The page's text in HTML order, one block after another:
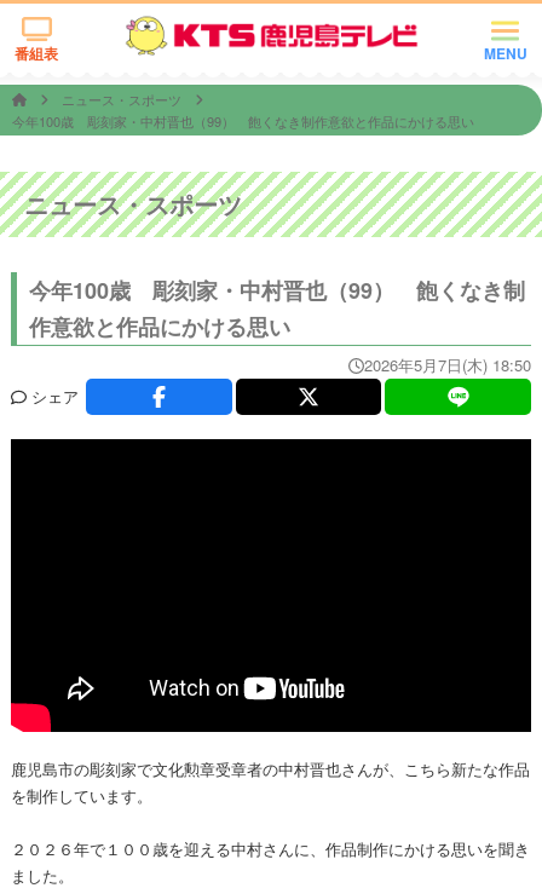
MENU
番組表
ニュース・スポーツ
今年100歳 彫刻家・中村晋也（99） 飽くなき制作意欲と作品にかける思い
ニュース・スポーツ
今年100歳 彫刻家・中村晋也（99） 飽くなき制
作意欲と作品にかける思い
2026年5月7日(木) 18:50
シェア
鹿児島市の彫刻家で文化勲章受章者の中村晋也さんが、こちら新たな作品
を制作しています。
２０２６年で１００歳を迎える中村さんに、作品制作にかける思いを聞き
ました。